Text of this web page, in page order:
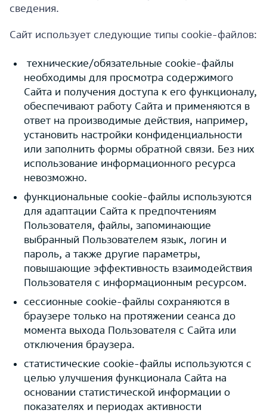
сведения.
Сайт использует следующие типы cookie-файлов:
технические/обязательные cookie-файлы
необходимы для просмотра содержимого
Сайта и получения доступа к его функционалу,
обеспечивают работу Сайта и применяются в
ответ на производимые действия, например,
установить настройки конфиденциальности
или заполнить формы обратной связи. Без них
использование информационного ресурса
невозможно.
функциональные cookie-файлы используются
для адаптации Сайта к предпочтениям
Пользователя, файлы, запоминающие
выбранный Пользователем язык, логин и
пароль, а также другие параметры,
повышающие эффективность взаимодействия
Пользователя с информационным ресурсом.
сессионные cookie-файлы сохраняются в
браузере только на протяжении сеанса до
момента выхода Пользователя с Сайта или
отключения браузера.
статистические cookie-файлы используются с
целью улучшения функционала Сайта на
основании статистической информации о
показателях и периодах активности